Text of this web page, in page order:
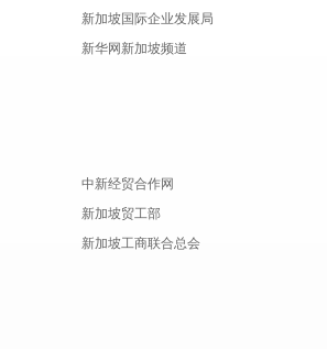
新加坡国际企业发展局
新华网新加坡频道
中新经贸合作网
新加坡贸工部
新加坡工商联合总会